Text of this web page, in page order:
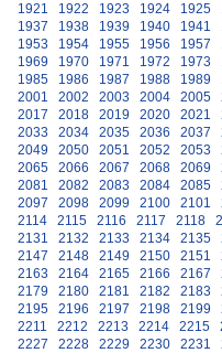
1921
1922 1923 1924 1925
1937
1938 1939 1940 1941
1953
1954 1955 1956 1957
1969
1970 1971 1972 1973
1985
1986 1987 1988 1989
2001
2002 2003 2004 2005
2017
2018 2019 2020 2021
2033
2034 2035 2036 2037
2049
2050 2051 2052 2053
2065
2066 2067 2068 2069
2081
2082 2083 2084 2085
2097
2098 2099 2100 2101
2114
2115 2116 2117 2118
2131
2132 2133 2134 2135
2147
2148 2149 2150 2151
2163
2164 2165 2166 2167
2179
2180 2181 2182 2183
2195
2196 2197 2198 2199
2211
2212 2213 2214 2215
2227
2228 2229 2230 2231